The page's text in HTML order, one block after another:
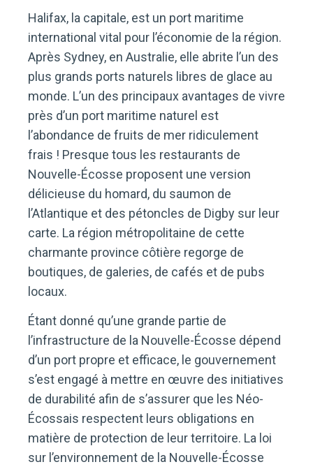
Halifax, la capitale, est un port maritime
international vital pour l’économie de la région.
Après Sydney, en Australie, elle abrite l’un des
plus grands ports naturels libres de glace au
monde. L’un des principaux avantages de vivre
près d’un port maritime naturel est
l’abondance de fruits de mer ridiculement
frais ! Presque tous les restaurants de
Nouvelle-Écosse proposent une version
délicieuse du homard, du saumon de
l’Atlantique et des pétoncles de Digby sur leur
carte. La région métropolitaine de cette
charmante province côtière regorge de
boutiques, de galeries, de cafés et de pubs
locaux.
Étant donné qu’une grande partie de
l’infrastructure de la Nouvelle-Écosse dépend
d’un port propre et efficace, le gouvernement
s’est engagé à mettre en œuvre des initiatives
de durabilité afin de s’assurer que les Néo-
Écossais respectent leurs obligations en
matière de protection de leur territoire. La loi
sur l’environnement de la Nouvelle-Écosse